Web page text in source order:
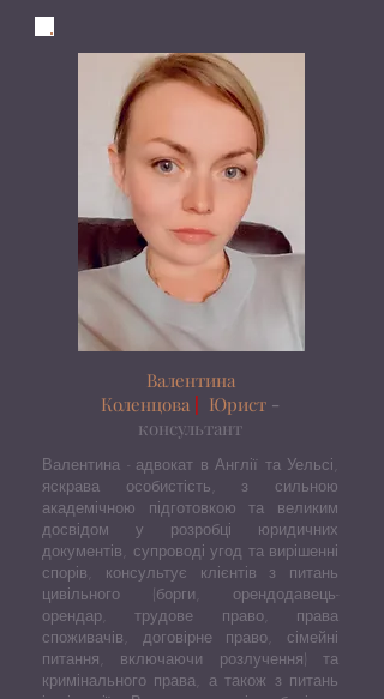
Валентина
Коленцова
Юрист -
консультант
Валентина - адвокат в Англії та Уельсі,
яскрава особистість, з сильною
академічною підготовкою та великим
досвідом у розробці юридичних
документів, супроводі угод та вирішенні
спорів, консультує клієнтів з питань
цивільного (борги, орендодавець-
орендар, трудове право, права
споживачів, договірне право, сімейні
питання, включаючи розлучення) та
кримінального права, а також з питань